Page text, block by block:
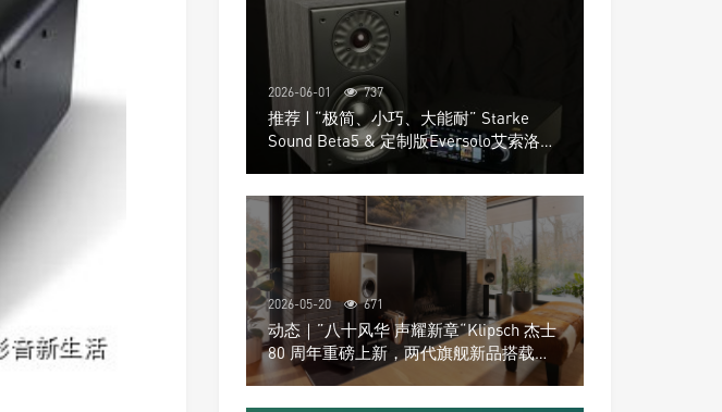
2026-06-01 737
推荐 | “极简、小巧、大能耐” Starke
Sound Beta5 & 定制版Eversolo艾索洛
Play音响组合
2026-05-20 671
动态｜”八十风华 声耀新章“Klipsch 杰士
80 周年重磅上新，两代旗舰新品搭载硬
核配置音质再升级